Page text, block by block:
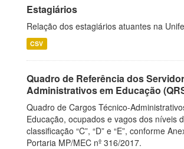
Estagiários
Relação dos estagiários atuantes na
CSV
Quadro de Referência dos
Administrativos em Educação
Quadro de Cargos Técnico-
Educação, ocupados e vagos dos níveis
classificação “C”, “D” e “E”, conforme
Portaria MP/MEC nº 316/2017.